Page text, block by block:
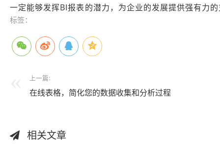
一定能够发挥BI报表的潜力，为企业的发展提供强有力
标签：
上一篇:
在线表格，简化您的数据收集和分析过程
相关文章